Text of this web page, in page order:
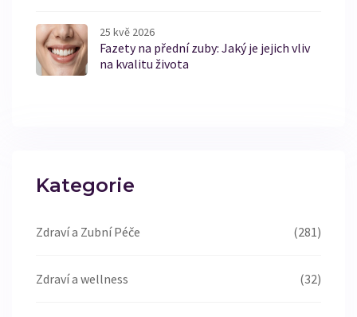
25 kvě 2026
Fazety na přední zuby: Jaký je jejich vliv
na kvalitu života
Kategorie
Zdraví a Zubní Péče (281)
Zdraví a wellness (32)